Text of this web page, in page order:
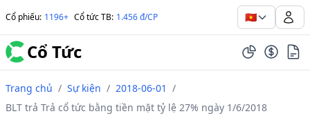
Cổ phiếu: 1196+ Cổ tức TB: 1.456 đ/CP 🇻🇳
Cổ Tức
Trang chủ / Sự kiện / 2018-06-01 /
BLT trả Trả cổ tức bằng tiền mặt tỷ lệ 27% ngày 1/6/2018